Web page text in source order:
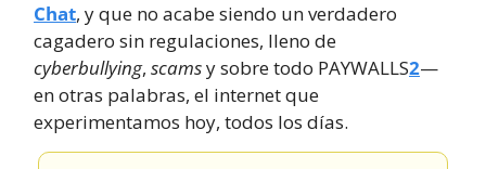
Chat, y que no acabe siendo un verdadero
cyberbullying, scams y sobre todo PAYWALLS2—
en otras palabras, el internet que
experimentamos hoy, todos los días.